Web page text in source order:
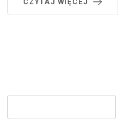
CZYTAJ WIĘCEJ